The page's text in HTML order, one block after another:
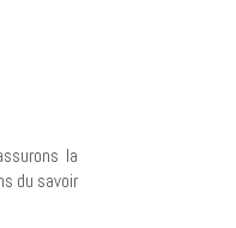
la
du savoir